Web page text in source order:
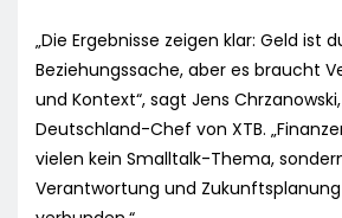
„Die Ergebnisse zeigen klar: Geld ist
Beziehungssache, aber es braucht
und Kontext“, sagt Jens Chrzanowski,
Deutschland-Chef von XTB.
vielen kein Smalltalk-Thema,
Verantwortung und Zukunftsplanung